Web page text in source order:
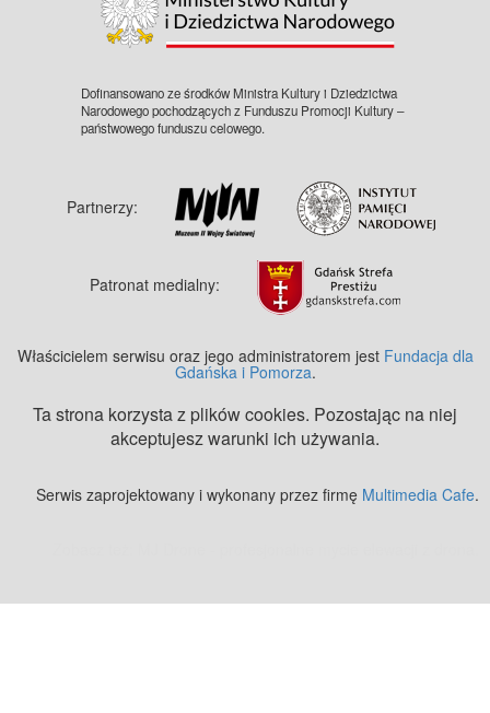
Dofinansowano ze środków Ministra Kultury i Dziedzictwa
Narodowego pochodzących z Funduszu Promocji Kultury –
państwowego funduszu celowego.
Partnerzy:
Patronat medialny:
Właścicielem serwisu oraz jego administratorem jest Fundacja dla
Gdańska i Pomorza.
Ta strona korzysta z plików cookies. Pozostając na niej
akceptujesz warunki ich używania.
Serwis zaprojektowany i wykonany przez firmę Multimedia Cafe.